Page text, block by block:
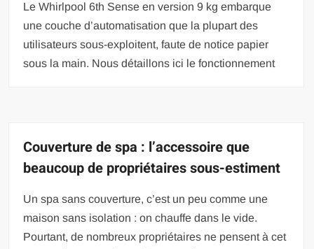
Le Whirlpool 6th Sense en version 9 kg embarque
une couche d’automatisation que la plupart des
utilisateurs sous-exploitent, faute de notice papier
sous la main. Nous détaillons ici le fonctionnement
Couverture de spa : l’accessoire que
beaucoup de propriétaires sous-estiment
Un spa sans couverture, c’est un peu comme une
maison sans isolation : on chauffe dans le vide.
Pourtant, de nombreux propriétaires ne pensent à cet